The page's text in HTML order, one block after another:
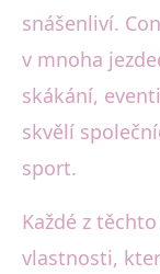
snášenliví.
v mnoha
skákání,
skvělí
sport.
Každé z
vlastnosti,